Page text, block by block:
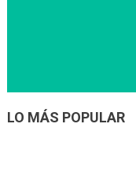
LO MÁS POPULAR